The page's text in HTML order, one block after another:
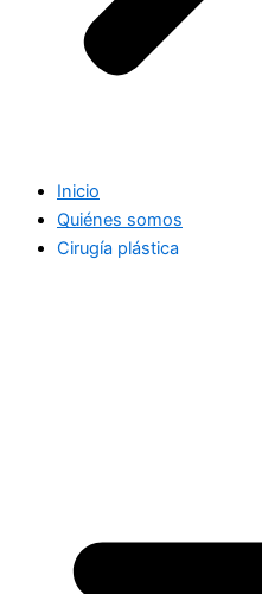
Inicio
Quiénes somos
Cirugía plástica